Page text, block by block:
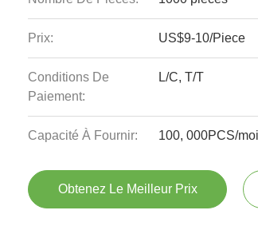
Prix: US$9-10/Piece
Conditions De
Paiement:
L/C, T/T
Capacité À Fournir: 100, 000PCS/
Obtenez Le Meilleur Prix